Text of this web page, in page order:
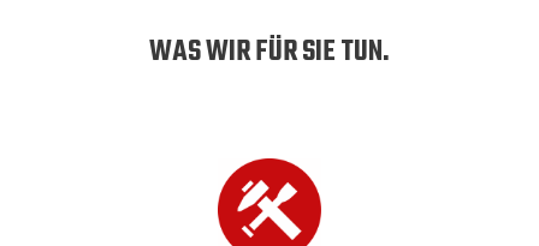
WAS WIR FÜR SIE TUN.